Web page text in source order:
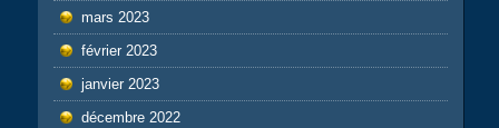
mars 2023
février 2023
janvier 2023
décembre 2022